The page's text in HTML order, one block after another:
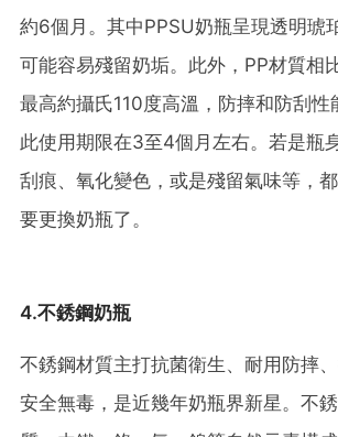
約6個月。其中PPSU奶瓶呈現透明琥
可能容易殘留奶垢。此外，PP材質相
最高約攝氏110度高溫，防摔和防刮性
此使用期限在3至4個月左右。若是瓶
刮痕、氧化變色，或是殘留氣味等，
要更換奶瓶了。
4.不銹鋼奶瓶
不銹鋼材質主打抗菌衛生、耐用防摔
安全無毒，是近幾年奶瓶界新星。不